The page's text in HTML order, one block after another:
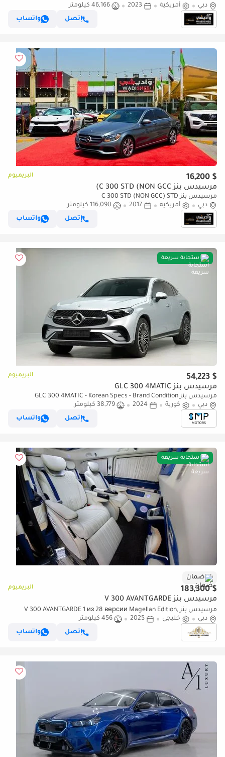
دبي
أمريكية 2023
46,166 كيلومتر
إتصل
واتساب
$ 16,200 البريميوم
مرسيدس بنز C 300 STD (NON GCC)
مرسيدس بنز C 300 STD (NON GCC) STD
دبي
أمريكية 2017
116,090 كيلومتر
إتصل
واتساب
استجابة سريعة
$ 54,223 البريميوم
مرسيدس بنز GLC 300 4MATIC
مرسيدس بنز GLC 300 4MATIC - Korean Specs - Brand Condition
دبي
كورية 2024
38,779 كيلومتر
إتصل
واتساب
استجابة سريعة
ضمان
$ 183,300 البريميوم
مرسيدس بنز V 300 AVANTGARDE
مرسيدس بنز V 300 AVANTGARDE 1 из 28 версии Magellan Edition,
созданной по мотивам роскошной яхты.| By Limgene
دبي خليجي 2025
456 كيلومتر
إتصل
واتساب